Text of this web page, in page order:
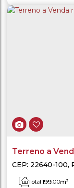
Terreno a
CEP: 22640-100,
Total:199.00m²